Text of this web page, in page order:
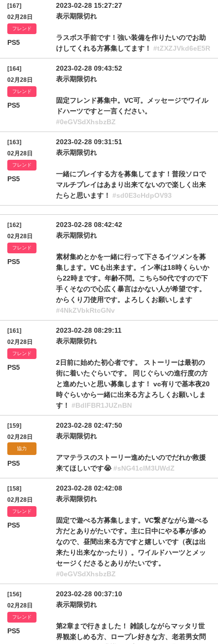
[167]
02月28日
フレンド
PS5
2023-02-28 15:27:27
表示期限切れ
ラスボス手前です！強い装備を作りたいのでお助
けしてくれる方募集してます！ #tZXZJVkd6eE5R
[164]
02月28日
フレンド
PS5
2023-02-28 09:43:52
表示期限切れ
固定フレンド募集中。VC可。メッセージでワイル
ドハーツですと一言ください。
#0eGVSdXhsbzBZ
[163]
02月28日
フレンド
PS5
2023-02-28 09:31:51
表示期限切れ
一緒にプレイする方を募集してます！普段ソロで
マルチプレイはあまり出来てないので楽しく出来
たらと思います！ #sd0E3cHdpOV93
[162]
02月28日
フレンド
PS5
2023-02-28 08:42:42
表示期限切れ
素材集めとかを一緒に行って下さるイツメンを募
集します。VCも出来ます。イン率は18時くらいか
ら22時まです。年齢不問。こちら50代ですので下
手くそなので心広く暴言はかない人が希望です。
からくり刀使用です。よろしくお願いします
#4NkZVbkRtcGNv
[161]
02月28日
フレンド
PS5
2023-02-28 08:29:11
表示期限切れ
2日前に始めた初心者です。 ストーリーは最初の
街に着いたぐらいです。 同じぐらいの進行度の方
と進めたいと思い募集します！ vc有りで基本夜20
時ぐらいから一緒に出来る方よろしくお願いしま
す！ #BdlFBR1JUZnBN
[159]
02月28日
協力
PS5
2023-02-28 02:47:50
表示期限切れ
アマテラスのストーリー進めたいのでだれか救援
来てほしいです😭#sNG41clM3UWdZ
[158]
02月28日
フレンド
PS5
2023-02-28 02:42:08
表示期限切れ
固定で遊べる方募集します。VC繋ぎながら遊べる
方だとありがたいです。主に日中にやる事が多め
なので、昼間出来る方ですと嬉しいです（夜は出
来たり出来なかったり）。ワイルドハーツとメッ
セージくださるとありがたいです。
#0eGVSdXhsbzBZ
[156]
02月28日
フレンド
PS5
2023-02-28 00:37:10
表示期限切れ
第2章まで行きました！ 雑談しながらマッタリ世
界観楽しめる方、ロープレ好きな方、老若男女問